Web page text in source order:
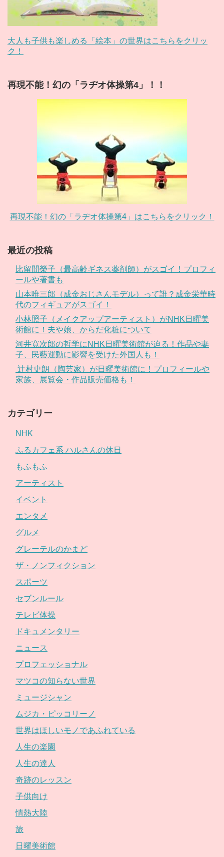
大人も子供も楽しめる「絵本」の世界はこちらをクリッ
ク！
再現不能！幻の「ラヂオ体操第4」！！
再現不能！幻の「ラヂオ体操第4」はこちらをクリック！
最近の投稿
比留間榮子（最高齢ギネス薬剤師）がスゴイ！プロフィ
ールや著書も
山本唯三郎（成金おじさんモデル）って誰？成金栄華時
代のフィギュアがスゴイ！
小林照子（メイクアップアーティスト）がNHK日曜美
術館に！夫や娘、からだ化粧について
河井寛次郎の哲学にNHK日曜美術館が迫る！作品や妻
子、民藝運動に影響を受けた外国人も！
辻村史朗（陶芸家）が日曜美術館に！プロフィールや
家族、展覧会・作品販売価格も！
カテゴリー
NHK
ふるカフェ系 ハルさんの休日
もふもふ
アーティスト
イベント
エンタメ
グルメ
グレーテルのかまど
ザ・ノンフィクション
スポーツ
セブンルール
テレビ体操
ドキュメンタリー
ニュース
プロフェッショナル
マツコの知らない世界
ミュージシャン
ムジカ・ピッコリーノ
世界はほしいモノであふれている
人生の楽園
人生の達人
奇跡のレッスン
子供向け
情熱大陸
旅
日曜美術館